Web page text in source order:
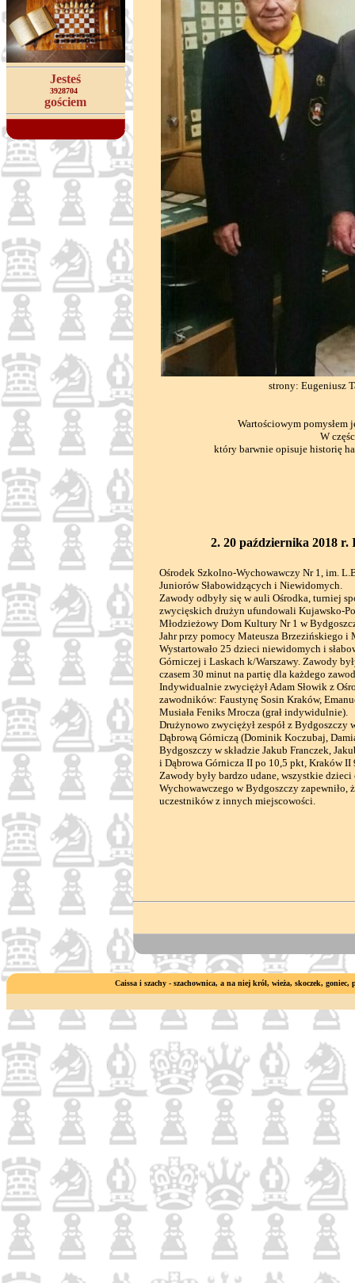
Jesteś
3928704
gościem
strony: Eugeniusz
Wartościowym pomysłem
W
który barwnie opisuje historię
2. 20 października 2018
Ośrodek Szkolno-Wychowawczy Nr 1, im.
Juniorów Słabowidzących i Niewidomych.
Zawody odbyły się w auli Ośrodka, turniej
zwycięskich drużyn ufundowali Kujawsko-
Młodzieżowy Dom Kultury Nr 1 w
Jahr przy pomocy Mateusza Brzezińskiego i
Wystartowało 25 dzieci niewidomych i
Górniczej i Laskach k/Warszawy. Zawody
czasem 30 minut na partię dla każdego
Indywidualnie zwyciężył Adam Słowik z
zawodników: Faustynę Sosin Kraków,
Musiała Feniks Mrocza (grał indywidulnie).
Drużynowo zwyciężył zespół z Bydgoszczy
Dąbrową Górniczą (Dominik Koczubaj,
Bydgoszczy w składzie Jakub Franczek,
i Dąbrowa Górnicza II po 10,5 pkt, Kraków
Zawody były bardzo udane, wszystkie
Wychowawczego w Bydgoszczy
uczestników z innych miejscowości.
Caissa i szachy - szachownica, a na niej król, wieża, skoczek,